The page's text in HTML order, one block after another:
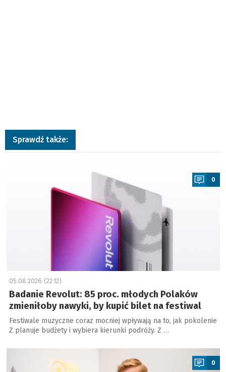
Sprawdź także:
0
05.08.2026 (22:12)
Badanie Revolut: 85 proc. młodych Polaków
zmieniłoby nawyki, by kupić bilet na festiwal
Festiwale muzyczne coraz mocniej wpływają na to, jak pokolenie
Z planuje budżety i wybiera kierunki podróży. Z …
a
0